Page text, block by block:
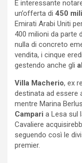
È interessante
un’offerta di 450
Emirati Arabi Uniti
400 milioni da parte
nulla di concreto
vendita, i cinque
gestendo anche gli
Villa Macherio, ex
destinata ad essere
mentre Marina
Campari a Lesa sul
Cavaliere
seguendo così le
premier.